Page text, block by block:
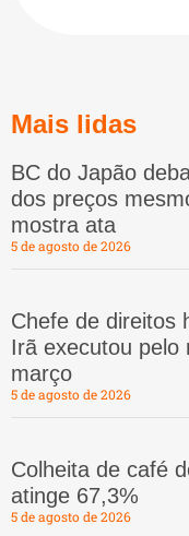
Mais lidas
BC do Japão
dos preços
mostra ata
5 de agosto de 2026
Chefe de direitos
Irã executou pelo
março
5 de agosto de 2026
Colheita de café
atinge 67,3%
5 de agosto de 2026